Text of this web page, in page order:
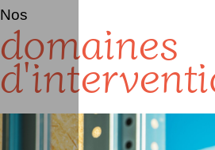
Nos
domaines